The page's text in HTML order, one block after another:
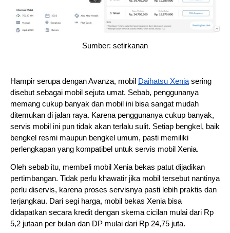
Sumber: setirkanan
Hampir serupa dengan Avanza, mobil Daihatsu Xenia sering
disebut sebagai mobil sejuta umat. Sebab, penggunanya
memang cukup banyak dan mobil ini bisa sangat mudah
ditemukan di jalan raya. Karena penggunanya cukup banyak,
servis mobil ini pun tidak akan terlalu sulit. Setiap bengkel, baik
bengkel resmi maupun bengkel umum, pasti memiliki
perlengkapan yang kompatibel untuk servis mobil Xenia.
Oleh sebab itu, membeli mobil Xenia bekas patut dijadikan
pertimbangan. Tidak perlu khawatir jika mobil tersebut nantinya
perlu diservis, karena proses servisnya pasti lebih praktis dan
terjangkau. Dari segi harga, mobil bekas Xenia bisa
didapatkan secara kredit dengan skema cicilan mulai dari Rp
5,2 jutaan per bulan dan DP mulai dari Rp 24,75 juta.